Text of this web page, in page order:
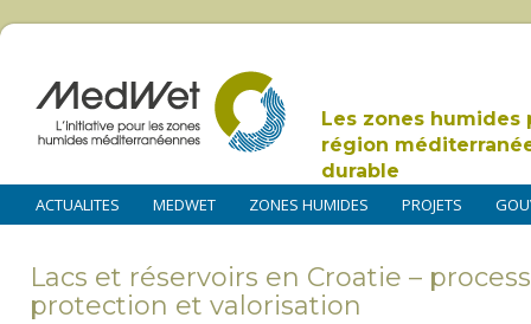
Les zones humides
région
durable
ACTUALITES MEDWET ZONES HUMIDES PROJETS
Lacs et réservoirs en Croatie –
protection et valorisation